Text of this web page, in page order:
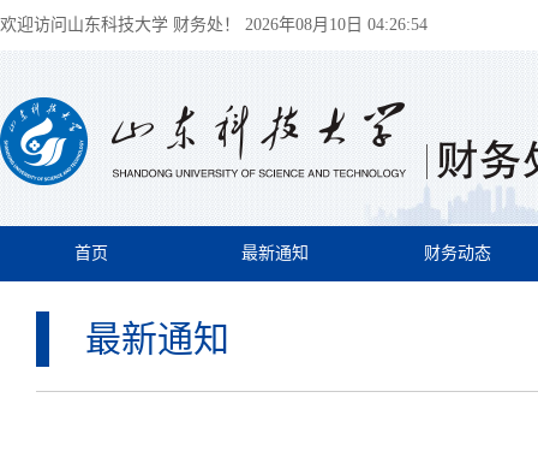
欢迎访问山东科技大学 财务处！ 2026年08月10日 04:26:55
首页 最新通知 财务动态
最新通知